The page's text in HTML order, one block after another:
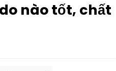
nào tốt, chất